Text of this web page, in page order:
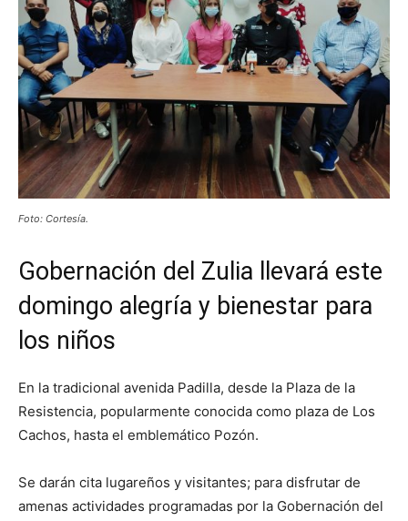
Foto: Cortesía.
Gobernación del Zulia llevará este
domingo alegría y bienestar para
los niños
En la tradicional avenida Padilla, desde la Plaza de la
Resistencia, popularmente conocida como plaza de Los
Cachos, hasta el emblemático Pozón.
Se darán cita lugareños y visitantes; para disfrutar de
amenas actividades programadas por la Gobernación del